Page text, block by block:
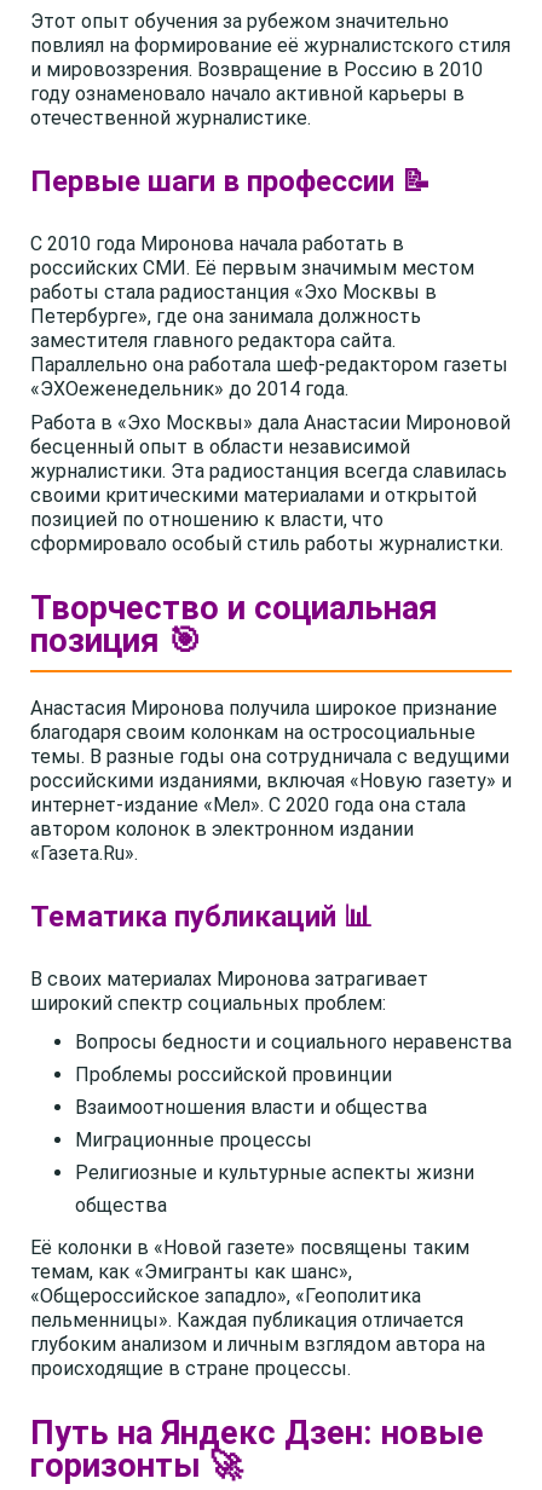
Этот опыт обучения за рубежом значительно
повлиял на формирование её журналистского стиля
и мировоззрения. Возвращение в Россию в 2010
году ознаменовало начало активной карьеры в
отечественной журналистике.
Первые шаги в профессии 📝
С 2010 года Миронова начала работать в
российских СМИ. Её первым значимым местом
работы стала радиостанция «Эхо Москвы в
Петербурге», где она занимала должность
заместителя главного редактора сайта.
Параллельно она работала шеф-редактором газеты
«ЭХОеженедельник» до 2014 года.
Работа в «Эхо Москвы» дала Анастасии Мироновой
бесценный опыт в области независимой
журналистики. Эта радиостанция всегда славилась
своими критическими материалами и открытой
позицией по отношению к власти, что
сформировало особый стиль работы журналистки.
Творчество и социальная
позиция 🎯
Анастасия Миронова получила широкое признание
благодаря своим колонкам на остросоциальные
темы. В разные годы она сотрудничала с ведущими
российскими изданиями, включая «Новую газету» и
интернет-издание «Мел». С 2020 года она стала
автором колонок в электронном издании
«Газета.Ru».
Тематика публикаций 📊
В своих материалах Миронова затрагивает
широкий спектр социальных проблем:
Вопросы бедности и социального неравенства
Проблемы российской провинции
Взаимоотношения власти и общества
Миграционные процессы
Религиозные и культурные аспекты жизни
общества
Её колонки в «Новой газете» посвящены таким
темам, как «Эмигранты как шанс»,
«Общероссийское западло», «Геополитика
пельменницы». Каждая публикация отличается
глубоким анализом и личным взглядом автора на
происходящие в стране процессы.
Путь на Яндекс Дзен: новые
горизонты 🚀